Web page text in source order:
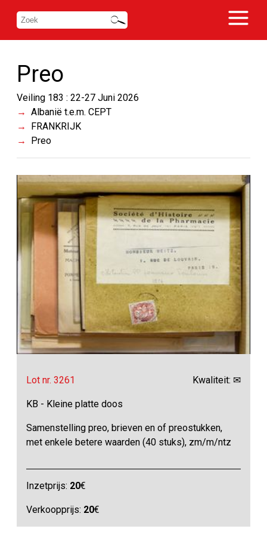
Preo
Veiling 183 : 22-27 Juni 2026
Albanië t.e.m. CEPT
FRANKRIJK
Preo
Lot nr. 3261 Kwaliteit: ✉
KB - Kleine platte doos
Samenstelling preo, brieven en of preostukken,
met enkele betere waarden (40 stuks), zm/m/ntz
Inzetprijs: 20€
Verkoopprijs: 20€